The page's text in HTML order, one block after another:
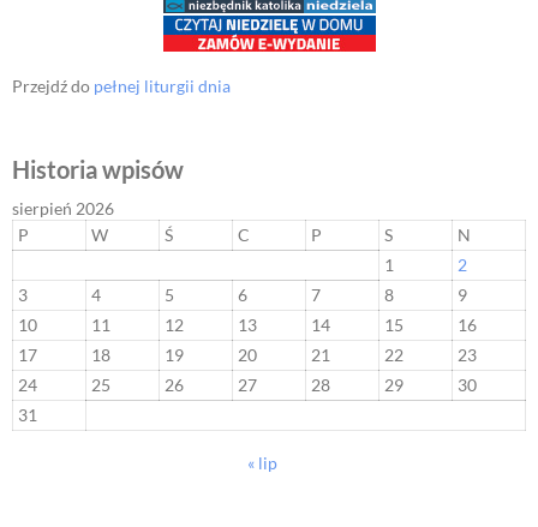
Przejdź do pełnej liturgii dnia
Historia wpisów
sierpień 2026
P
W Ś C P S
N
1
2
3
4 5 6 7 8
9
10
11 12 13 14 15
16
17
18 19 20 21 22
23
24
25 26 27 28 29
30
31
« lip